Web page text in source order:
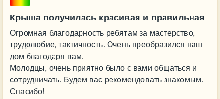
Крыша получилась красивая и правильная
Огромная благодарность ребятам за мастерство,
трудолюбие, тактичность. Очень преобразился наш
дом благодаря вам.
Молодцы, очень приятно было с вами общаться и
сотрудничать. Будем вас рекомендовать знакомым.
Спасибо!